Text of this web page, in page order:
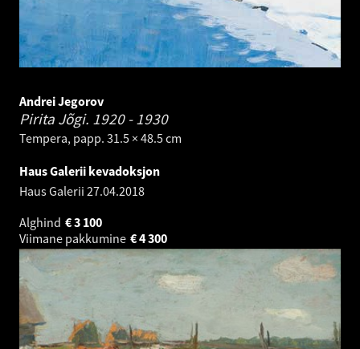
Andrei Jegorov
Pirita Jõgi. 1920 - 1930
Tempera, papp. 31.5 × 48.5 cm
Haus Galerii kevadoksjon
Haus Galerii 27.04.2018
Alghind
3 100
€
Viimane pakkumine
4 300
€